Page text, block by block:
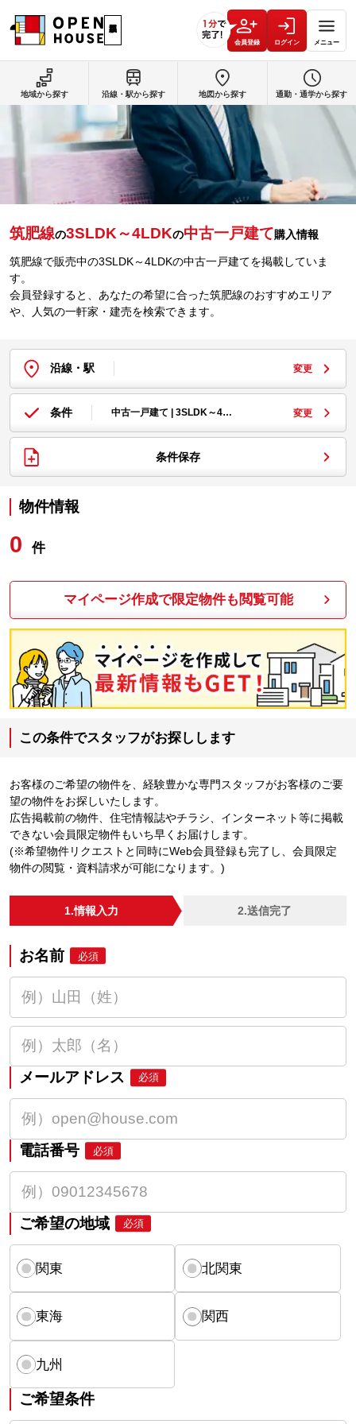
会員登録 ログイン メニュー
筑肥線の3SLDK～4LDKの中古一戸建て購入情報
筑肥線で販売中の3SLDK～4LDKの中古一戸建てを掲載していま
す。
会員登録すると、あなたの希望に合った筑肥線のおすすめエリア
や、人気の一軒家・建売を検索できます。
沿線・駅 変更
条件 中古一戸建て | 3SLDK～4… 変更
条件保存
物件情報
0 件
マイページ作成で限定物件も閲覧可能
この条件でスタッフがお探しします
お客様のご希望の物件を、経験豊かな専門スタッフがお客様のご要
望の物件をお探しいたします。
広告掲載前の物件、住宅情報誌やチラシ、インターネット等に掲載
できない会員限定物件もいち早くお届けします。
(※希望物件リクエストと同時にWeb会員登録も完了し、会員限定
物件の閲覧・資料請求が可能になります。)
1.情報入力 2.送信完了
お名前 必須
メールアドレス 必須
電話番号 必須
ご希望の地域 必須
関東 北関東
東海 関西
九州
ご希望条件
地域から探す 沿線・駅から探す 地図から探す 通勤・通学から探す